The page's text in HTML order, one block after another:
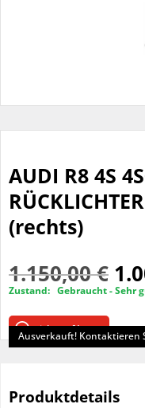
AUDI R8 4S
(rechts)
1.150,00€
Zustand: Gebraucht - Sehr
nicht auf Lager
Ausverkauft!
Produktdetails